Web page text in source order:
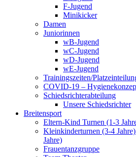
F-Jugend
Minikicker
Damen
Juniorinnen
wB-Jugend
wC-Jugend
wD-Jugend
wE-Jugend
Trainingszeiten/
COVID-19 –
Schiedsrichterabteilung
Unsere Schiedsrichter
Breitensport
Eltern-Kind Turnen (1-3
Kleinkinderturnen (3-4
Jahre)
Frauentanzgruppe